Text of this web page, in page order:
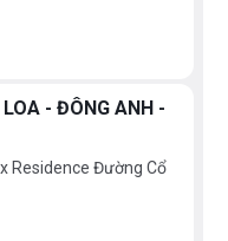
- ĐÔNG ANH -
Residence Đường Cổ